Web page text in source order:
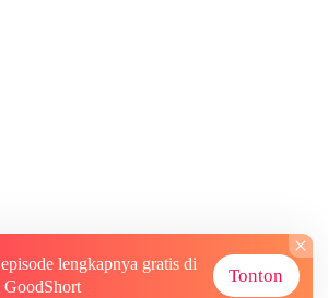
lengkapnya gratis di
GoodShort
Tonton